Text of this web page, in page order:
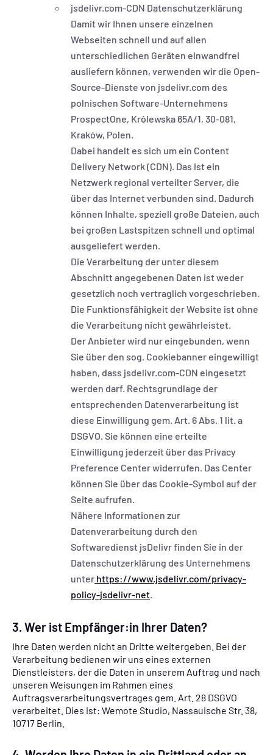
jsdelivr.com-CDN Datenschutzerklärung
Damit wir Ihnen unsere einzelnen
Webseiten schnell und auf allen
unterschiedlichen Geräten einwandfrei
ausliefern können, verwenden wir die Open-
Source-Dienste von jsdelivr.com des
polnischen Software-Unternehmens
ProspectOne, Królewska 65A/1, 30-081,
Kraków, Polen.
Dabei handelt es sich um ein Content
Delivery Network (CDN). Das ist ein
Netzwerk regional verteilter Server, die
über das Internet verbunden sind. Dadurch
können Inhalte, speziell große Dateien, auch
bei großen Lastspitzen schnell und optimal
ausgeliefert werden.
Die Verarbeitung der unter diesem
Abschnitt angegebenen Daten ist weder
gesetzlich noch vertraglich vorgeschrieben.
Die Funktionsfähigkeit der Website ist ohne
die Verarbeitung nicht gewährleistet.
Der Anbieter wird nur eingebunden, wenn
Sie über den sog. Cookiebanner eingewilligt
haben, dass jsdelivr.com-CDN eingesetzt
werden darf. Rechtsgrundlage der
entsprechenden Datenverarbeitung ist
diese Einwilligung gem. Art. 6 Abs. 1 lit. a
DSGVO. Sie können eine erteilte
Einwilligung jederzeit über das Privacy
Preference Center widerrufen. Das Center
können Sie über das Cookie-Symbol auf der
Seite aufrufen.
Nähere Informationen zur
Datenverarbeitung durch den
Softwaredienst jsDelivr finden Sie in der
Datenschutzerklärung des Unternehmens
unter https://www.jsdelivr.com/privacy-
policy-jsdelivr-net.
3. Wer ist Empfänger:in Ihrer Daten?
Ihre Daten werden nicht an Dritte weitergeben. Bei der
Verarbeitung bedienen wir uns eines externen
Dienstleisters, der die Daten in unserem Auftrag und nach
unseren Weisungen im Rahmen eines
Auftragsverarbeitungsvertrages gem. Art. 28 DSGVO
verarbeitet. Dies ist: Wemote Studio, Nassauische Str. 38,
10717 Berlin.